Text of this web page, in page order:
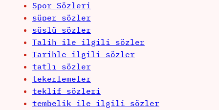
Spor Sözleri
süper sözler
süslü sözler
Talih ile ilgili sözler
Tarihle ilgili sözler
tatlı sözler
tekerlemeler
teklif sözleri
tembelik ile ilgili sözler